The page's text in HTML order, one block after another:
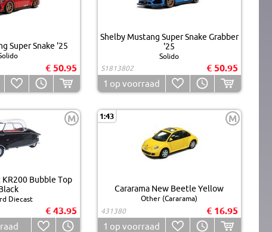
Super Snake '25
€ 50.95
Shelby Mustang Super Snake Grabber
'25
Solido
S1813802
€ 50.95
1 op voorraad
M
Bubble Top
Diecast
€ 43.95
1:43 M
Cararama New Beetle Yellow
Other (Cararama)
431380
€ 16.95
1 op voorraad